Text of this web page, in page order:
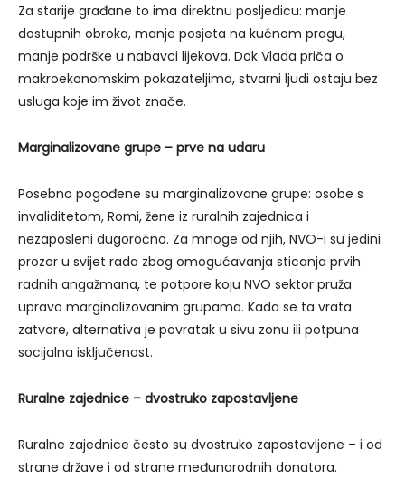
Za starije građane to ima direktnu posljedicu: manje
dostupnih obroka, manje posjeta na kućnom pragu,
manje podrške u nabavci lijekova. Dok Vlada priča o
makroekonomskim pokazateljima, stvarni ljudi ostaju bez
usluga koje im život znače.
Marginalizovane grupe – prve na udaru
Posebno pogođene su marginalizovane grupe: osobe s
invaliditetom, Romi, žene iz ruralnih zajednica i
nezaposleni dugoročno. Za mnoge od njih, NVO-i su jedini
prozor u svijet rada zbog omogućavanja sticanja prvih
radnih angažmana, te potpore koju NVO sektor pruža
upravo marginalizovanim grupama. Kada se ta vrata
zatvore, alternativa je povratak u sivu zonu ili potpuna
socijalna isključenost.
Ruralne zajednice – dvostruko zapostavljene
Ruralne zajednice često su dvostruko zapostavljene – i od
strane države i od strane međunarodnih donatora.